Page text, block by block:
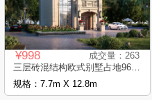
¥998
成交量：263
三层砖混结构欧式别墅占地96平自建别墅设..
规格：7.7m X 12.8m